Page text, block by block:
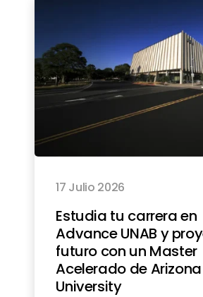
17 Julio 2026
Estudia tu carrera en
Advance UNAB y
futuro con un Master
Acelerado de
University